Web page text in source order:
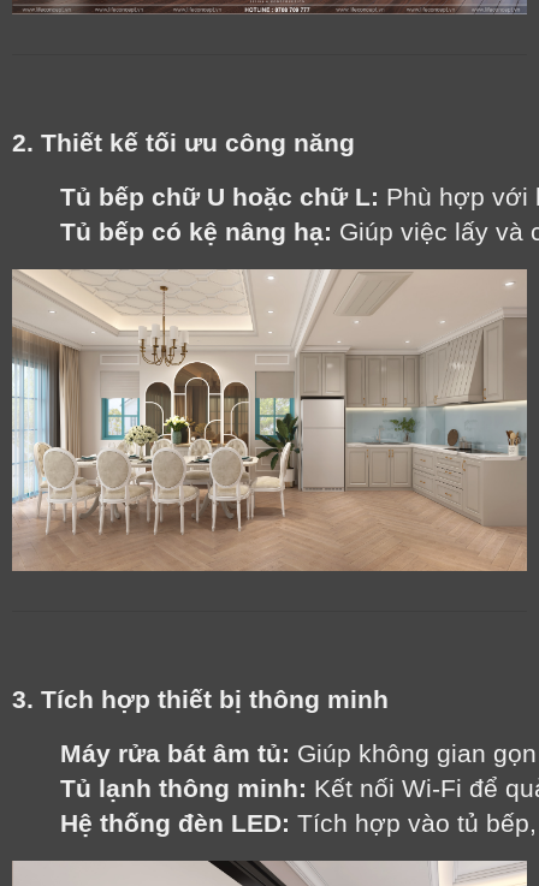
2. Thiết kế tối ưu công năng
Tủ bếp chữ U hoặc chữ L: Phù hợp với
Tủ bếp có kệ nâng hạ: Giúp việc lấy và
3. Tích hợp thiết bị thông minh
Máy rửa bát âm tủ: Giúp không gian
Tủ lạnh thông minh: Kết nối Wi-Fi để
Hệ thống đèn LED: Tích hợp vào tủ